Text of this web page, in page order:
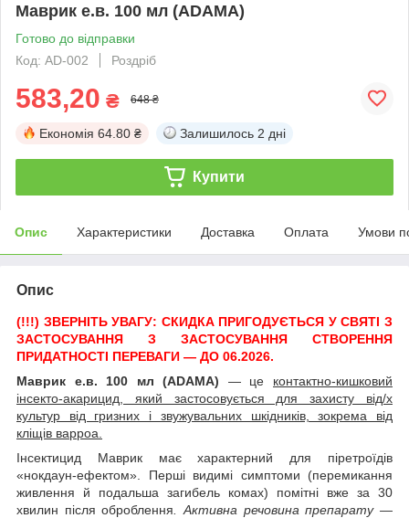
Маврик е.в. 100 мл (ADAMA)
Готово до відправки
Код: AD-002
Роздріб
583,20 ₴ 648 ₴
Економія 64.80 ₴ Залишилось 2 дні
Купити
Опис Характеристики Доставка Оплата Умови
Опис
(!!!) ЗВЕРНІТЬ УВАГУ: СКИДКА ПРИГОДУЄТЬСЯ У СВЯТІ З
ЗАСТОСУВАННЯ З ЗАСТОСУВАННЯ СТВОРЕННЯ
ПРИДАТНОСТІ ПЕРЕВАГИ — ДО 06.2026.
Маврик е.в. 100 мл (ADAMA) — це контактно-кишковий
інсекто-акарицид, який застосовується для захисту від/х
культур від гризних і звужувальних шкідників, зокрема від
кліщів варроа.
Інсектицид Маврик має характерний для піретроїдів
«нокдаун-ефектом». Перші видимі симптоми (перемикання
живлення й подальша загибель комах) помітні вже за 30
хвилин після оброблення . Активна речовина препарату —